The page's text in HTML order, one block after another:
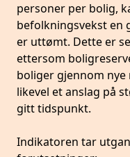
personer per bolig,
befolkningsvekst en
er uttømt. Dette er
ettersom
boliger gjennom
likevel et anslag på
gitt tidspunkt.
Indikatoren tar